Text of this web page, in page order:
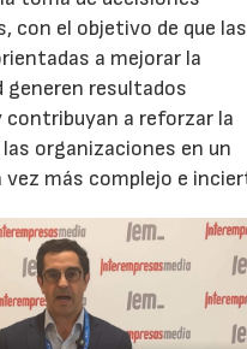
con el objetivo de que las
a mejorar la
generen resultados
a reforzar la
organizaciones en un
más complejo e